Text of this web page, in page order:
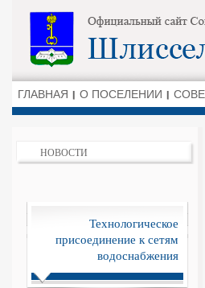
ГЛАВНАЯ О ПОСЕЛЕНИИ
НОВОСТИ
Технологическое
присоединение к сетям
водоснабжения